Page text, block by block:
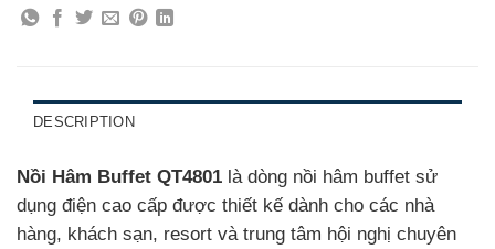
DESCRIPTION
Nồi Hâm Buffet QT4801 là dòng nồi hâm buffet sử
dụng điện cao cấp được thiết kế dành cho các nhà
hàng, khách sạn, resort và trung tâm hội nghị chuyên